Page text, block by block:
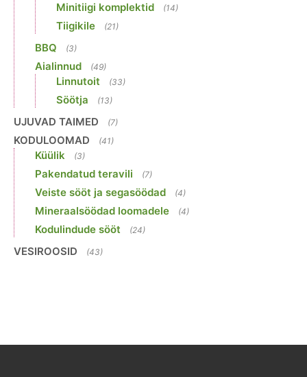
Minitiigi komplektid (14)
Tiigikile (21)
BBQ (3)
Aialinnud (49)
Linnutoit (33)
Söötja (13)
UJUVAD TAIMED (7)
KODULOOMAD (41)
Küülik (3)
Pakendatud teravili (7)
Veiste sööt ja segasöödad (4)
Mineraalsöödad loomadele (4)
Kodulindude sööt (24)
VESIROOSID (43)